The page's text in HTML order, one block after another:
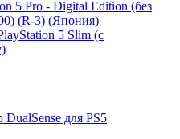
5 Pro - Digital Edition (без
(R-3) (Япония)
5 Slim (с
для PS5